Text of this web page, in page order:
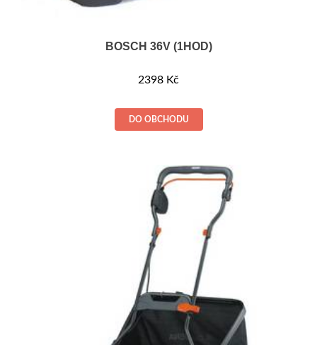
BOSCH 36V (1HOD)
2398 Kč
DO OBCHODU